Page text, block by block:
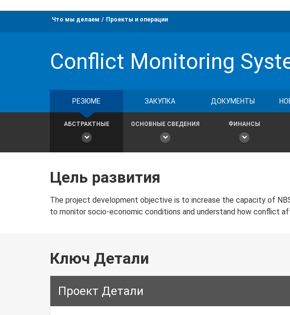
Что мы делаем Проекты и операции
Conflict Monitoring
РЕЗЮМЕ ЗАКУПКА ДОКУМЕНТЫ
АБСТРАКТНЫЕ ОСНОВНЫЕ СВЕДЕНИЯ ФИНАНСЫ
Цель развития
The project development objective is to increase the capacity of
to monitor socio-economic conditions and understand how conflict
Ключ Детали
Проект Детали